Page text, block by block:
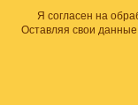
Я согласен на
Оставляя свои